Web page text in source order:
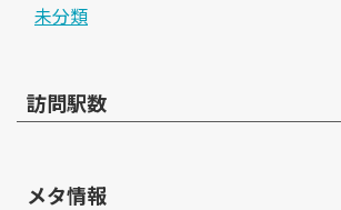
未分類
訪問駅数
メタ情報